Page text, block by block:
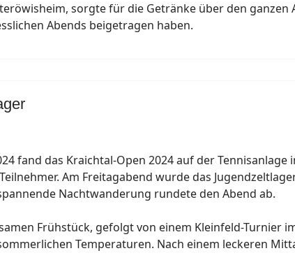
sorgte für die Getränke über den ganzen
Abends beigetragen haben.
fand das Kraichtal-Open 2024 auf der
Am Freitagabend wurde das
Nachtwanderung rundete den Abend ab.
Frühstück, gefolgt von einem Kleinfeld-Turnier
Temperaturen. Nach einem leckeren